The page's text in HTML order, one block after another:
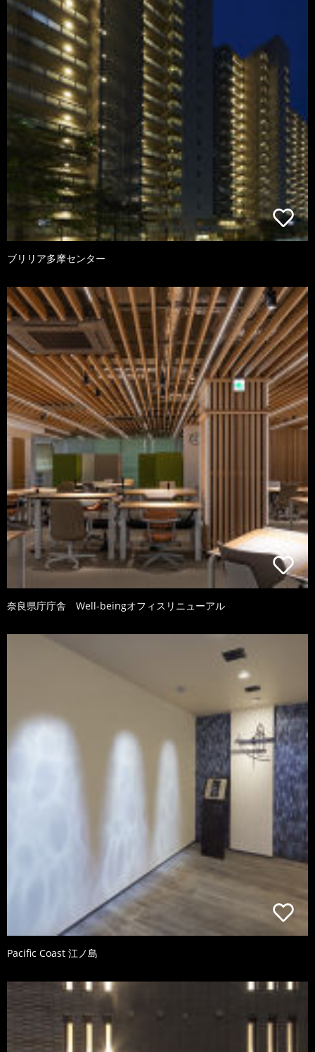
ブリリア多摩センター
奈良県庁庁舎 Well-beingオフィスリニューアル
Pacific Coast 江ノ島